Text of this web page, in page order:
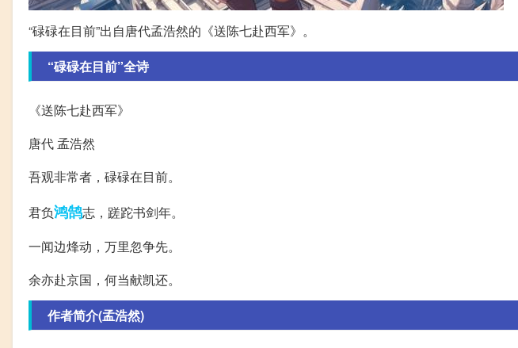
“碌碌在目前”出自唐代孟浩然的《送陈七赴西军》。
“碌碌在目前”全诗
《送陈七赴西军》
唐代 孟浩然
吾观非常者，碌碌在目前。
君负鸿鹄志，蹉跎书剑年。
一闻边烽动，万里忽争先。
余亦赴京国，何当献凯还。
作者简介(孟浩然)